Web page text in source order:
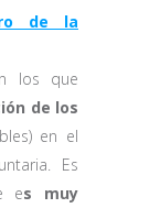
de la
los que
de los
en el
Es
es muy